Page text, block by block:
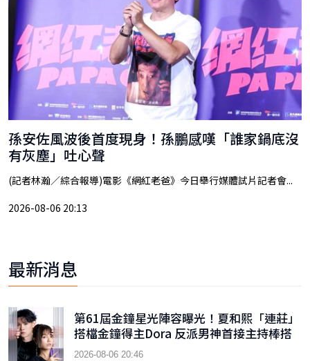
孫安佐風波後首度現身！孫鵬感嘆「誰家鍋底沒
有灰塵」吐心聲
(記者林瀚／綜合報導)電影《網紅老爸》今日舉行媒體試片記者會...
2026-08-06 20:13
最新消息
第61屆金鐘星光陣容曝光！夏和熙「連莊」
搭檔金鐘得主Dora 反派男神首接主持棒搭
檔木木
2026-08-06 20:46